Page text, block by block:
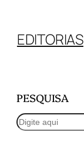
EDITORIAS
PESQUISA
P